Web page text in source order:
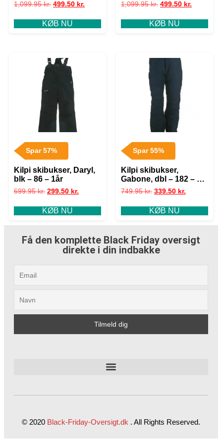
1,099.95kr. 499.50 kr.
KØB NU
1,099.95kr. 499.50 kr.
KØB NU
Spar 57%
Kilpi skibukser, Daryl,
blk – 86 – 1år
699.95kr. 299.50 kr.
KØB NU
Spar 55%
Kilpi skibukser,
Gabone, dbl – 182 – M+
– 38
749.95kr. 339.50 kr.
KØB NU
Få den komplette Black Friday oversigt
direkte i din indbakke
© 2020 Black-Friday-Oversigt.dk . All Rights Reserved.